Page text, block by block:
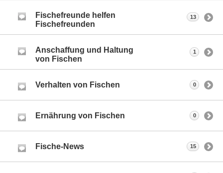
Fischefreunde helfen
Fischefreunden
13
Anschaffung und Haltung
von Fischen
1
Verhalten von Fischen 0
Ernährung von Fischen 0
Fische-News 15